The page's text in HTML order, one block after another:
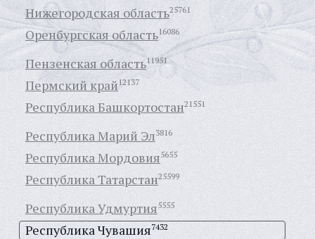
Нижегородская область25761
Оренбургская область16086
Пензенская область11951
Пермский край 12137
Республика Башкортостан21551
Республика Марий Эл3816
Республика Мордовия5655
Республика Татарстан25599
Республика Удмуртия5555
Республика Чувашия7432